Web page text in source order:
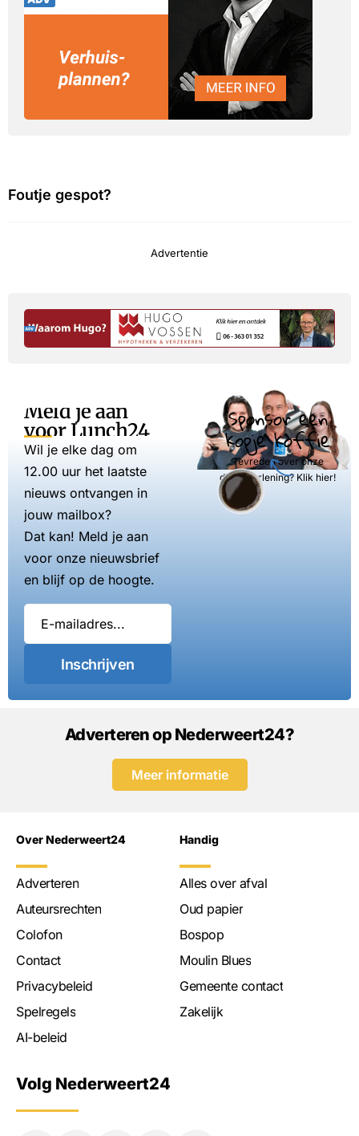
Foutje gespot?
Advertentie
Meld je aan
voor Lunch24
Wil je elke dag om
12.00 uur het laatste
nieuws ontvangen in
jouw mailbox?
Dat kan! Meld je aan
voor onze nieuwsbrief
en blijf op de hoogte.
Inschrijven
Sponsor een
kopje koffie
Tevreden over onze
dienstverlening? Klik hier!
Adverteren op Nederweert24?
Meer informatie
Over Nederweert24
Adverteren
Auteursrechten
Colofon
Contact
Privacybeleid
Spelregels
AI-beleid
Handig
Alles over afval
Oud papier
Bospop
Moulin Blues
Gemeente contact
Zakelijk
Volg Nederweert24